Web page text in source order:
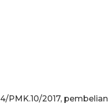
PMK.10/2017, pembelian